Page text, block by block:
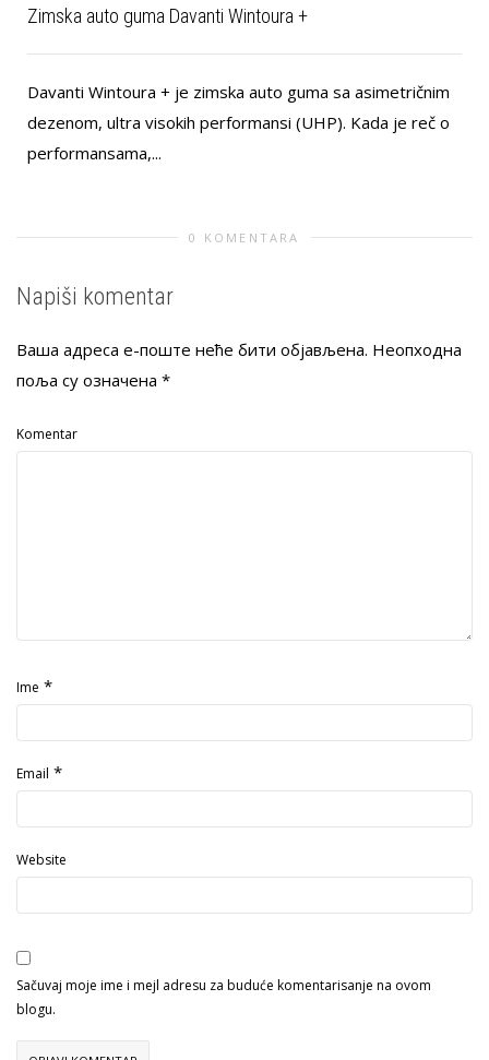
Zimska auto guma Davanti Wintoura +
Davanti Wintoura + je zimska auto guma sa asimetričnim
dezenom, ultra visokih performansi (UHP). Kada je reč o
performansama,...
0 KOMENTARA
Napiši komentar
Ваша адреса е-поште неће бити објављена. Неопходна
поља су означена *
Komentar
Ime *
Email *
Website
Sačuvaj moje ime i mejl adresu za buduće komentarisanje na ovom
blogu.